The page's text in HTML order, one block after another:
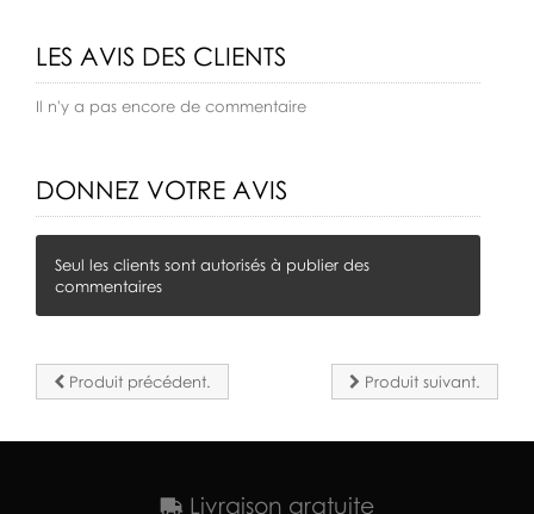
LES AVIS DES CLIENTS
Il n'y a pas encore de commentaire
DONNEZ VOTRE AVIS
Seul les clients sont autorisés à publier des
commentaires
Produit précédent. Produit suivant.
Livraison gratuite